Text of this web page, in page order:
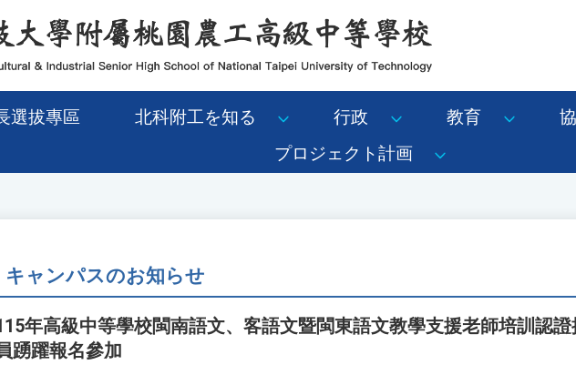
選拔專區 北科附工を知る 行政 教育
プロジェクト計画
キャンパスのお知らせ
115年高級中等學校閩南語文、客語文暨閩東語文教學支援老師培訓認
踴躍報名參加